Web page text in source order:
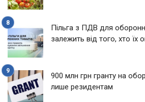
Пільга з ПДВ для
залежить від того, хто їх
900 млн грн гранту на
лише резидентам